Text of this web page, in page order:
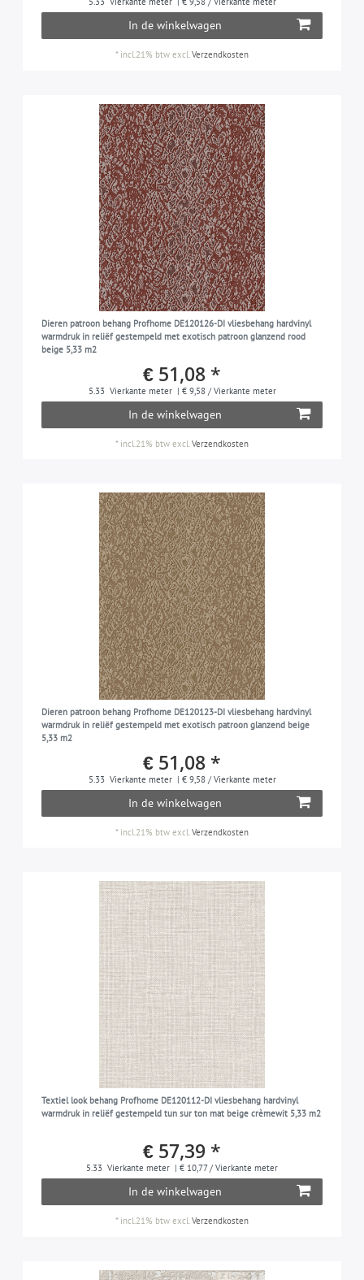
In de winkelwagen
* incl.21% btw excl.Verzendkosten
Dieren patroon behang Profhome DE120126-DI vliesbehang hardvinyl
warmdruk in reliëf gestempeld met exotisch patroon glanzend rood
beige 5,33 m2
€ 51,08 *
5.33 Vierkante meter | € 9,58 / Vierkante meter
In de winkelwagen
* incl.21% btw excl. Verzendkosten
Dieren patroon behang Profhome DE120123-DI vliesbehang hardvinyl
warmdruk in reliëf gestempeld met exotisch patroon glanzend beige
5,33 m2
€ 51,08 *
5.33 Vierkante meter | € 9,58 / Vierkante meter
In de winkelwagen
* incl.21% btw excl.Verzendkosten
Textiel look behang Profhome DE120112-DI vliesbehang hardvinyl
warmdruk in reliëf gestempeld tun sur ton mat beige crèmewit 5,33 m2
€ 57,39 *
5.33 Vierkante meter | € 10,77 / Vierkante meter
In de winkelwagen
* incl.21% btw excl.Verzendkosten